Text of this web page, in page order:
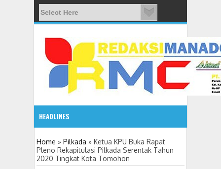
HEADLINES
08:03 AM
ADVETORIAL JONRU GANTIKAN MONO PIMPIN DPRD
Home » Pilkada » Ketua KPU Buka Rapat
Pleno Rekapitulasi Pilkada Serentak Tahun
2020 Tingkat Kota Tomohon